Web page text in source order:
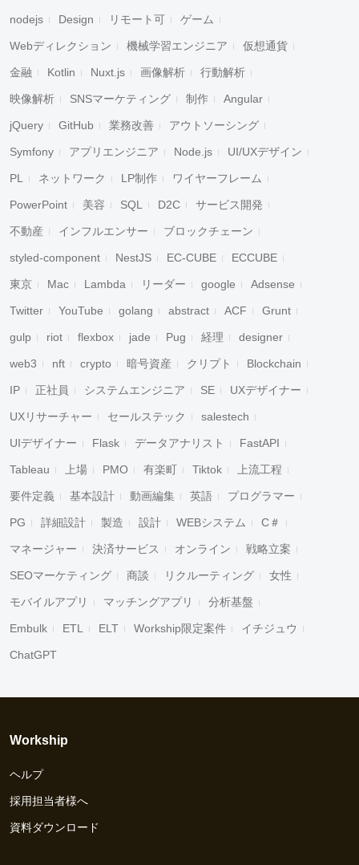
nodejs Design リモート可 ゲーム
Webディレクション 機械学習エンジニア 仮想通貨
金融 Kotlin Nuxt.js 画像解析 行動解析
映像解析 SNSマーケティング 制作 Angular
jQuery GitHub 業務改善 アウトソーシング
Symfony アプリエンジニア Node.js UI/UXデザイン
PL ネットワーク LP制作 ワイヤーフレーム
PowerPoint 美容 SQL D2C サービス開発
不動産 インフルエンサー ブロックチェーン
styled-component NestJS EC-CUBE ECCUBE
東京 Mac Lambda リーダー google Adsense
Twitter YouTube golang abstract ACF Grunt
gulp riot flexbox jade Pug 経理 designer
web3 nft crypto 暗号資産 クリプト Blockchain
IP 正社員 システムエンジニア SE UXデザイナー
UXリサーチャー セールステック salestech
UIデザイナー Flask データアナリスト FastAPI
Tableau 上場 PMO 有楽町 Tiktok 上流工程
要件定義 基本設計 動画編集 英語 プログラマー
PG 詳細設計 製造 設計 WEBシステム C＃
マネージャー 決済サービス オンライン 戦略立案
SEOマーケティング 商談 リクルーティング 女性
モバイルアプリ マッチングアプリ 分析基盤
Embulk ETL ELT Workship限定案件 イチジュウ
ChatGPT
Workship
ヘルプ
採用担当者様へ
資料ダウンロード